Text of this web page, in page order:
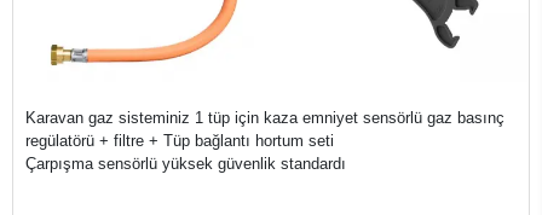
Karavan gaz sisteminiz 1 tüp için kaza emniyet sensörlü gaz basınç
regülatörü + filtre + Tüp bağlantı hortum seti
Çarpışma sensörlü yüksek güvenlik standardı